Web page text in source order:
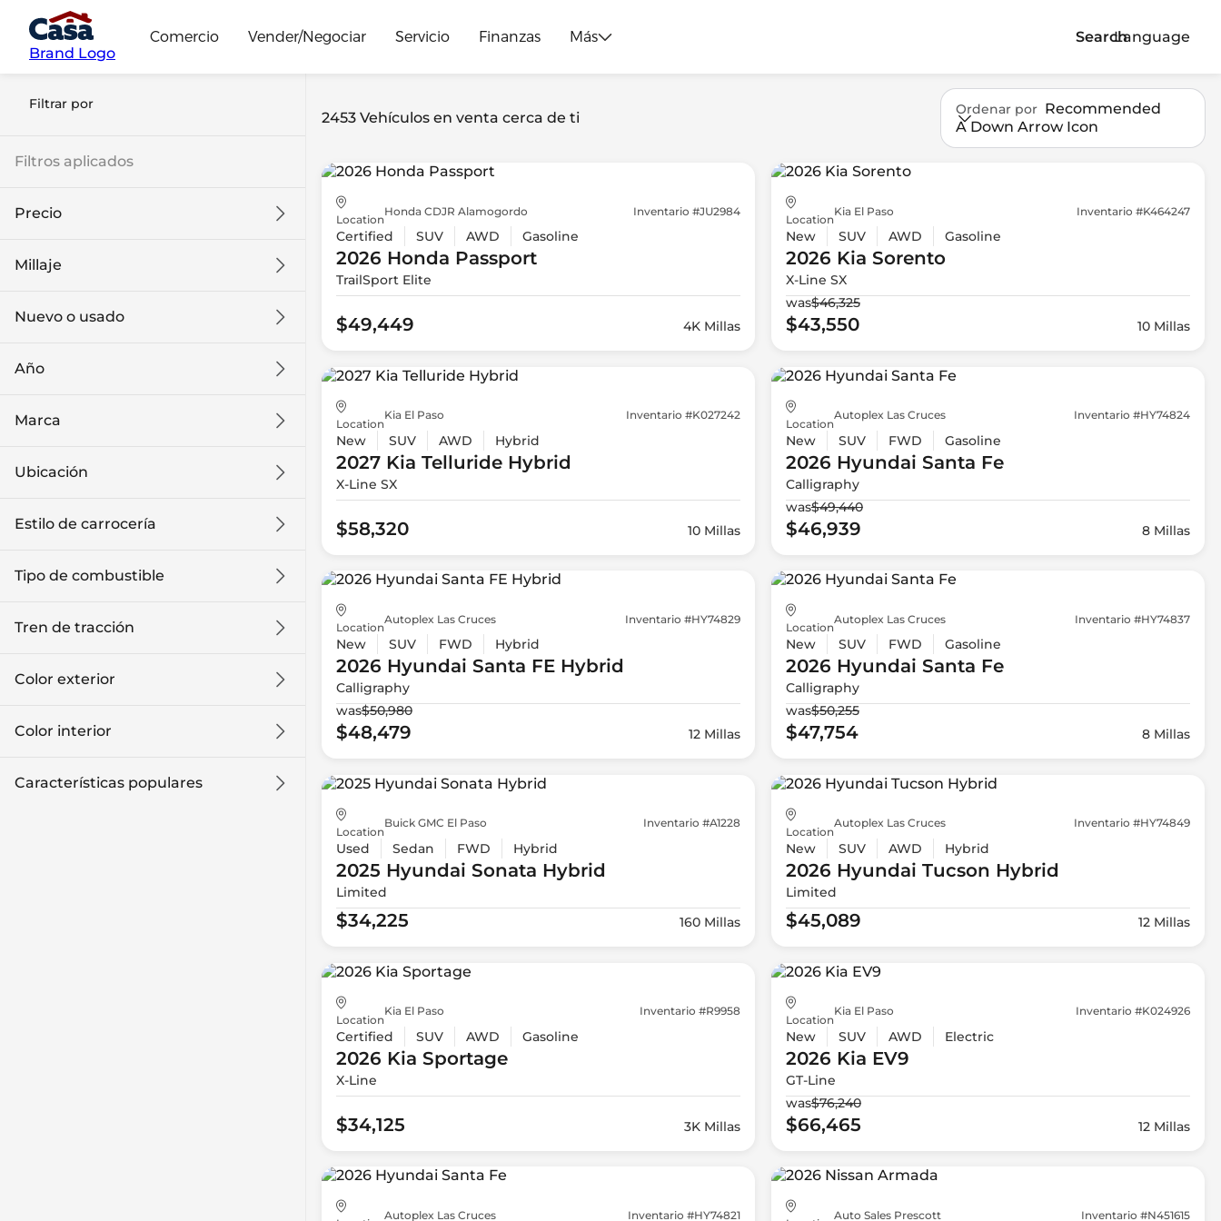
Brand Logo
Comercio Vender/Negociar Servicio Finanzas Más SearchLanguage
Filtrar por
Filtros aplicados
Precio
Millaje
Nuevo o usado
Año
Marca
Ubicación
Estilo de carrocería
Tipo de combustible
Tren de tracción
Color exterior
Color interior
Características populares
2453 Vehículos en venta cerca de ti Ordenar por Recommended
A Down Arrow Icon
Location
Honda CDJR Alamogordo Inventario #JU2984
Certified SUV AWD Gasoline
2026 Honda Passport
TrailSport Elite
$49,449 4K Millas
Location
Kia El Paso Inventario #K464247
New SUV AWD Gasoline
2026 Kia Sorento
X-Line SX
was$46,325
$43,550 10 Millas
Location
Kia El Paso Inventario #K027242
New SUV AWD Hybrid
2027 Kia Telluride Hybrid
X-Line SX
$58,320 10 Millas
Location
Autoplex Las Cruces Inventario #HY74824
New SUV FWD Gasoline
2026 Hyundai Santa Fe
Calligraphy
was$49,440
$46,939 8 Millas
Location
Autoplex Las Cruces Inventario #HY74829
New SUV FWD Hybrid
2026 Hyundai Santa FE Hybrid
Calligraphy
was$50,980
$48,479 12 Millas
Location
Autoplex Las Cruces Inventario #HY74837
New SUV FWD Gasoline
2026 Hyundai Santa Fe
Calligraphy
was$50,255
$47,754 8 Millas
Location
Buick GMC El Paso Inventario #A1228
Used Sedan FWD Hybrid
2025 Hyundai Sonata Hybrid
Limited
$34,225 160 Millas
Location
Autoplex Las Cruces Inventario #HY74849
New SUV AWD Hybrid
2026 Hyundai Tucson Hybrid
Limited
$45,089 12 Millas
Location
Kia El Paso Inventario #R9958
Certified SUV AWD Gasoline
2026 Kia Sportage
X-Line
$34,125 3K Millas
Location
Kia El Paso Inventario #K024926
New SUV AWD Electric
2026 Kia EV9
GT-Line
was$76,240
$66,465 12 Millas
Autoplex Las Cruces Inventario #HY74821 Auto Sales Prescott Inventario #N451615